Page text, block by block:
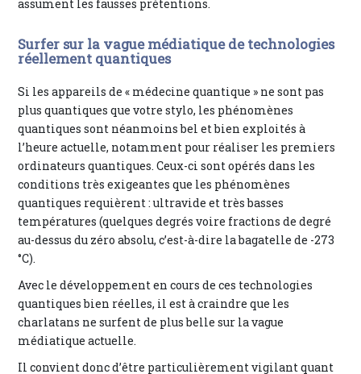
assument les fausses prétentions.
Surfer sur la vague médiatique de technologies
réellement quantiques
Si les appareils de « médecine quantique » ne sont pas
plus quantiques que votre stylo, les phénomènes
quantiques sont néanmoins bel et bien exploités à
l’heure actuelle, notamment pour réaliser les premiers
ordinateurs quantiques. Ceux-ci sont opérés dans les
conditions très exigeantes que les phénomènes
quantiques requièrent : ultravide et très basses
températures (quelques degrés voire fractions de degré
au-dessus du zéro absolu, c’est-à-dire la bagatelle de -273
°C).
Avec le développement en cours de ces technologies
quantiques bien réelles, il est à craindre que les
charlatans ne surfent de plus belle sur la vague
médiatique actuelle.
Il convient donc d’être particulièrement vigilant quant